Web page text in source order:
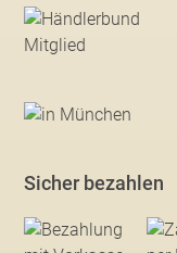
Sicher bezahlen